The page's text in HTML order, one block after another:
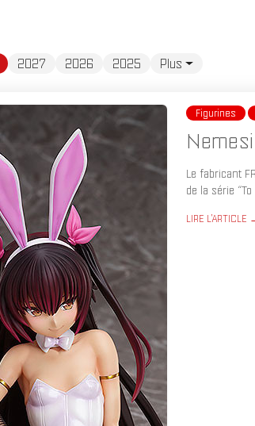
2027 2026 2025 Plus
Figurines
Le fabricant
de la série
LIRE L'ARTICLE